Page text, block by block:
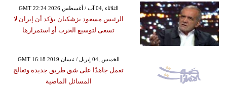
GMT 22:24 2026 الثلاثاء ,04 آب / أغسطس
الرئيس مسعود بزشكيان يؤكد أن إيران لا
تسعى لتوسيع الحرب أو استمرارها
GMT 16:18 2019 الخميس ,04 إبريل / نيسان
تعمل جاهدًا على شق طريق جديدة وتعالج
المسائل الماضية